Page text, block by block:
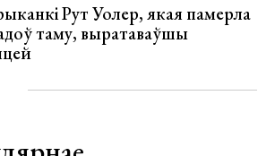
Рут Уолер, якая памерла
таму, выратаваўшы